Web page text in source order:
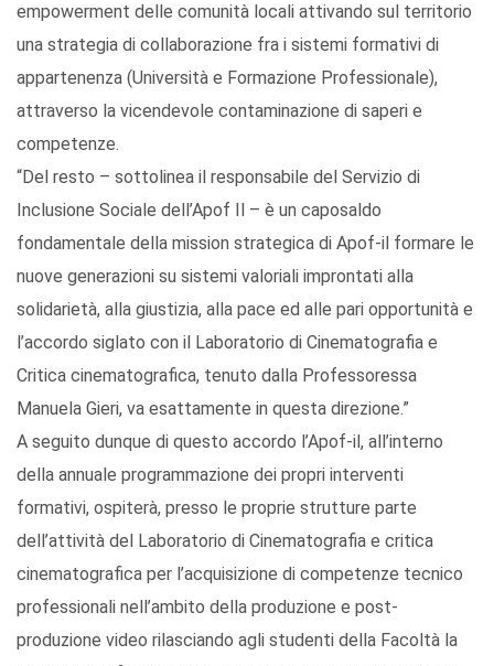
empowerment delle comunità locali attivando sul territorio
una strategia di collaborazione fra i sistemi formativi di
appartenenza (Università e Formazione Professionale),
attraverso la vicendevole contaminazione di saperi e
competenze.
“Del resto – sottolinea il responsabile del Servizio di
Inclusione Sociale dell’Apof Il – è un caposaldo
fondamentale della mission strategica di Apof-il formare le
nuove generazioni su sistemi valoriali improntati alla
solidarietà, alla giustizia, alla pace ed alle pari opportunità e
l’accordo siglato con il Laboratorio di Cinematografia e
Critica cinematografica, tenuto dalla Professoressa
Manuela Gieri, va esattamente in questa direzione.”
A seguito dunque di questo accordo l’Apof-il, all’interno
della annuale programmazione dei propri interventi
formativi, ospiterà, presso le proprie strutture parte
dell’attività del Laboratorio di Cinematografia e critica
cinematografica per l’acquisizione di competenze tecnico
professionali nell’ambito della produzione e post-
produzione video rilasciando agli studenti della Facoltà la